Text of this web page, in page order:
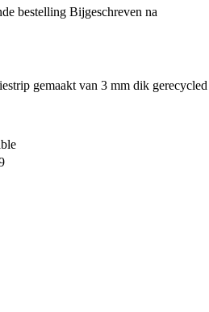
bestelling Bijgeschreven na
gemaakt van 3 mm dik gerecycled